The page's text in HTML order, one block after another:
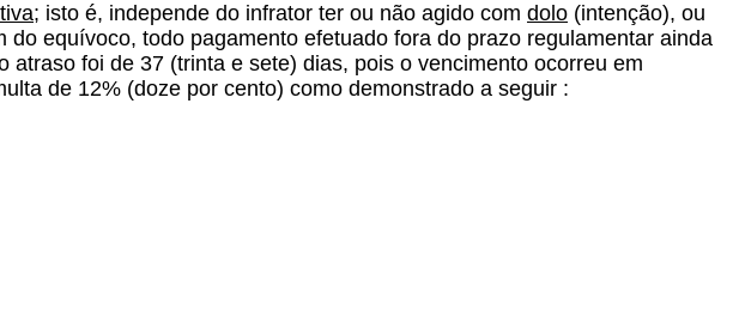
; isto é, independe do infrator ter ou não agido com dolo (intenção), ou
equívoco, todo pagamento efetuado fora do prazo regulamentar ainda
foi de 37 (trinta e sete) dias, pois o vencimento ocorreu em
de 12% (doze por cento) como demonstrado a seguir :